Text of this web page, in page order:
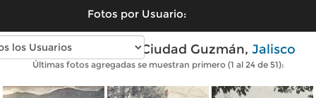
Fotos por Usuario:
Fotos antiguas de Ciudad Guzmán, Jalisco
Últimas fotos agregadas se muestran primero (1 al 24 de 51):